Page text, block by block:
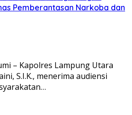
Pemberantasan Narkoba dan
– Kapolres Lampung Utara
S.I.K., menerima audiensi